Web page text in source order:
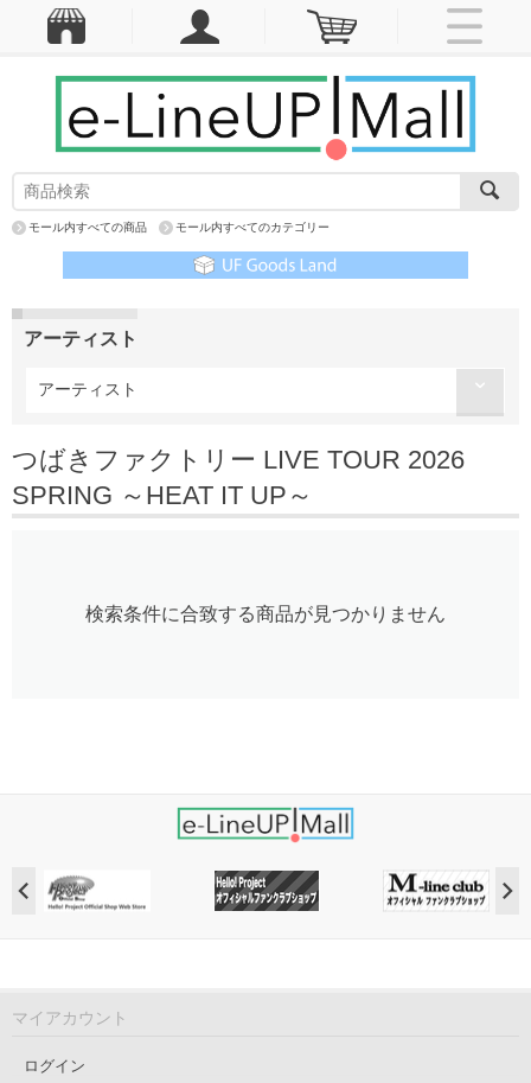
モール内すべての商品 モール内すべてのカテゴリー
アーティスト
アーティスト
つばきファクトリー LIVE TOUR 2026
SPRING ～HEAT IT UP～
検索条件に合致する商品が見つかりません
マイアカウント
ログイン